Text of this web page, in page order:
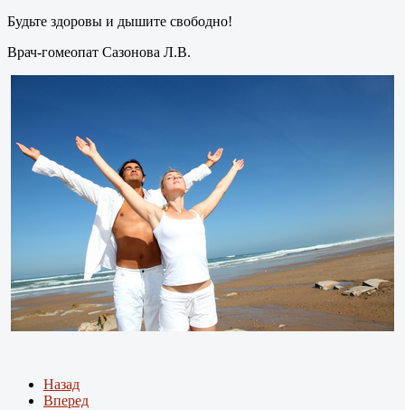
Будьте здоровы и дышите свободно!
Врач-гомеопат Сазонова Л.В.
Назад
Вперед